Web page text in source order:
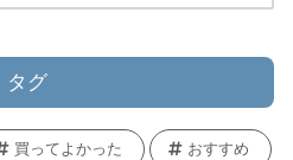
タグ
買ってよかった おすすめ